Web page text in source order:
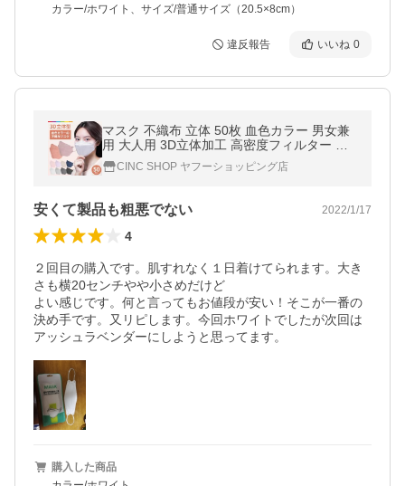
カラー/ホワイト、サイズ/普通サイズ（20.5×8cm）
違反報告 いいね 0
マスク 不織布 立体 50枚 血色カラー 男女兼
用 大人用 3D立体加工 高密度フィルター 韓
国マスク
CINC SHOP ヤフーショッピング店
安くて製品も粗悪でない 2022/1/17
4
２回目の購入です。肌すれなく１日着けてられます。大き
さも横20センチやや小さめだけど
よい感じです。何と言ってもお値段が安い！そこが一番の
決め手です。又リピします。今回ホワイトでしたが次回は
購入した商品